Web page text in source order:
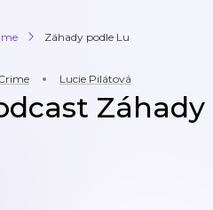
Záhady podle Lu
Lucie Pilátová